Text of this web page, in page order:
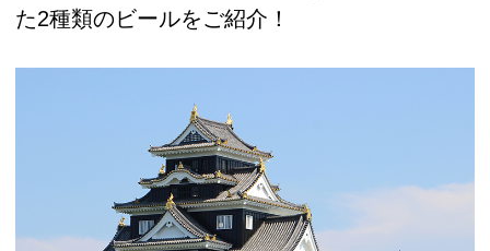
た2種類のビールをご紹介！